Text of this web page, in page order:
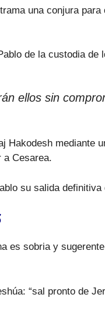
una conjura
de la custodia
ellos sin
Hakodesh mediante
a Cesarea.
su salida
es sobria y
“sal pronto de